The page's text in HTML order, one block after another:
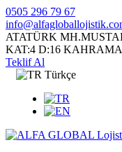
0505 296 79 67
ATATÜRK
KAT:4 D:16
Teklif Al
Türkçe